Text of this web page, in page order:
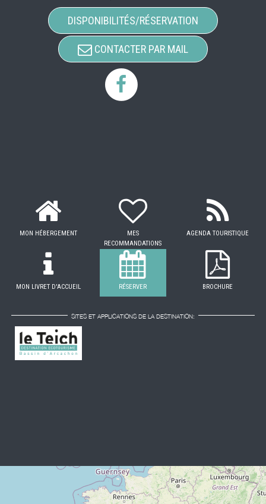
DISPONIBILITÉS/RÉSERVATION
CONTACTER PAR MAIL
MON HÉBERGEMENT
MES
RECOMMANDATIONS
AGENDA TOURISTIQUE
MON LIVRET D'ACCUEIL RÉSERVER BROCHURE
SITES ET APPLICATIONS DE LA DESTINATION: